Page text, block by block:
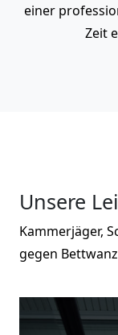
einer
Zeit
Unsere
Kammerjäger,
gegen